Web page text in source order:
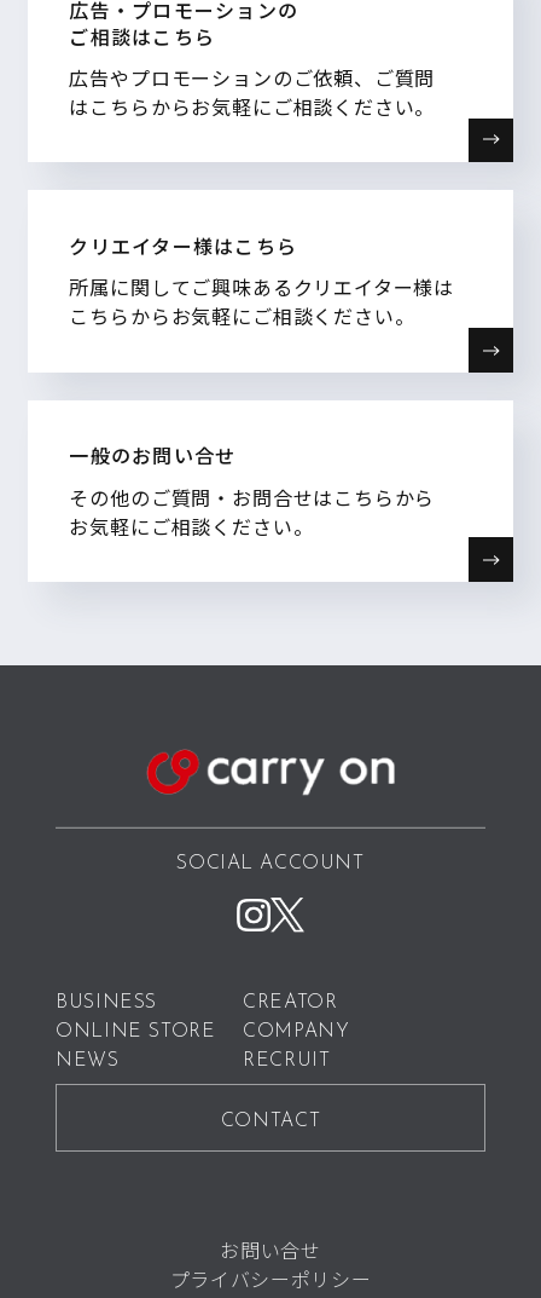
広告・プロモーションの
ご相談はこちら
広告やプロモーションのご依頼、ご質問
はこちらからお気軽にご相談ください。
クリエイター様はこちら
所属に関してご興味あるクリエイター様は
こちらからお気軽にご相談ください。
一般のお問い合せ
その他のご質問・お問合せはこちらから
お気軽にご相談ください。
SOCIAL ACCOUNT
BUSINESS
CREATOR
ONLINE STORE
COMPANY
NEWS
RECRUIT
CONTACT
お問い合せ
プライバシーポリシー